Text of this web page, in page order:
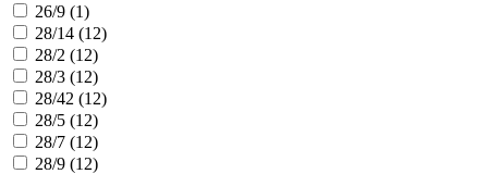
26/9 (1)
28/14 (12)
28/2 (12)
28/3 (12)
28/42 (12)
28/5 (12)
28/7 (12)
28/9 (12)